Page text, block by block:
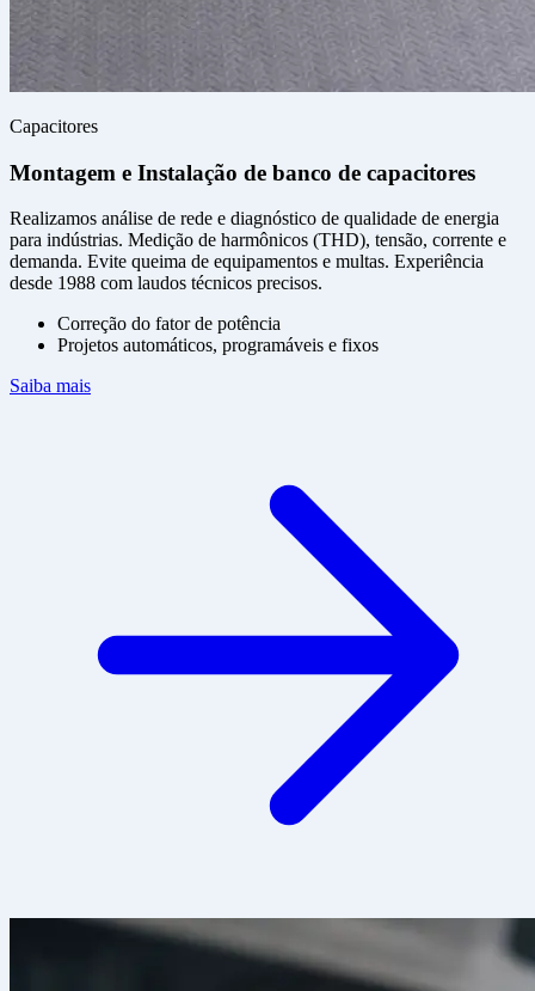
Capacitores
Montagem e Instalação de banco de capacitores
Realizamos análise de rede e diagnóstico de qualidade de energia
para indústrias. Medição de harmônicos (THD), tensão, corrente e
demanda. Evite queima de equipamentos e multas. Experiência
desde 1988 com laudos técnicos precisos.
Correção do fator de potência
Projetos automáticos, programáveis e fixos
Saiba mais